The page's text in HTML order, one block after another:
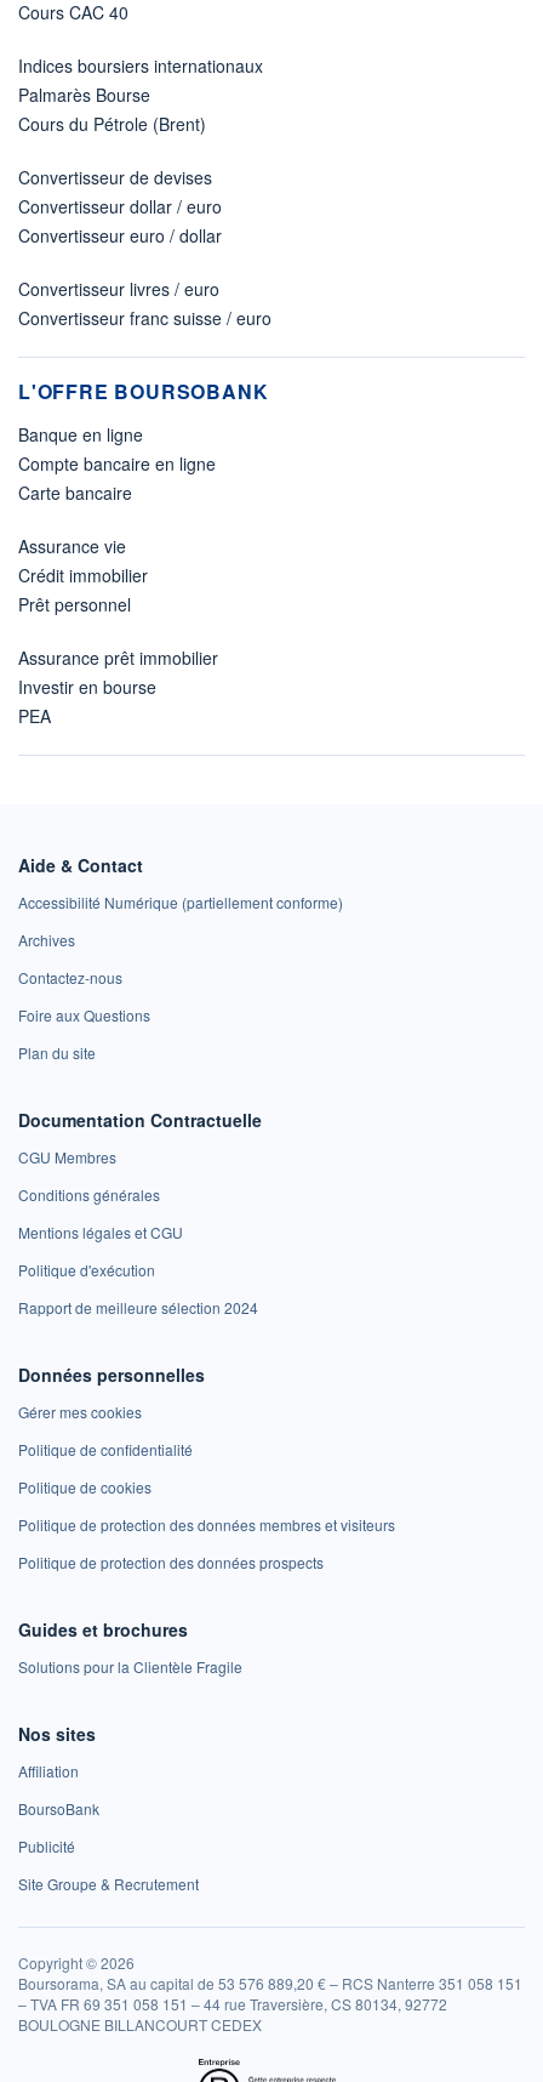
Cours CAC 40
Indices boursiers internationaux
Palmarès Bourse
Cours du Pétrole (Brent)
Convertisseur de devises
Convertisseur dollar / euro
Convertisseur euro / dollar
Convertisseur livres / euro
Convertisseur franc suisse / euro
L'OFFRE BOURSOBANK
Banque en ligne
Compte bancaire en ligne
Carte bancaire
Assurance vie
Crédit immobilier
Prêt personnel
Assurance prêt immobilier
Investir en bourse
PEA
Aide & Contact
Accessibilité Numérique (partiellement conforme)
Archives
Contactez-nous
Foire aux Questions
Plan du site
Documentation Contractuelle
CGU Membres
Conditions générales
Mentions légales et CGU
Politique d'exécution
Rapport de meilleure sélection 2024
Données personnelles
Gérer mes cookies
Politique de confidentialité
Politique de cookies
Politique de protection des données membres et visiteurs
Politique de protection des données prospects
Guides et brochures
Solutions pour la Clientèle Fragile
Nos sites
Affiliation
BoursoBank
Publicité
Site Groupe & Recrutement
Copyright © 2026
Boursorama, SA au capital de 53 576 889,20 € – RCS Nanterre 351 058 151
– TVA FR 69 351 058 151 – 44 rue Traversière, CS 80134, 92772
BOULOGNE BILLANCOURT CEDEX